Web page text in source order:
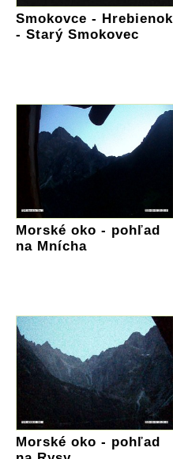
Smokovce - Hrebienok
- Starý Smokovec
Morské oko - pohľad
na Mnícha
Morské oko - pohľad